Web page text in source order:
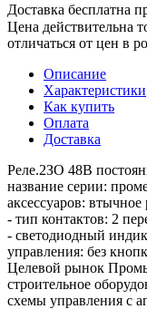
Доставка бесплатна
Цена действительна
отличаться от цен в
Описание
Характеристики
Как купить
Оплата
Доставка
Реле.2ЗО 48В
название серии:
аксессуаров: втычное
- тип контактов: 2
- светодиодный
управления: без
Целевой рынок
строительное
схемы управления с